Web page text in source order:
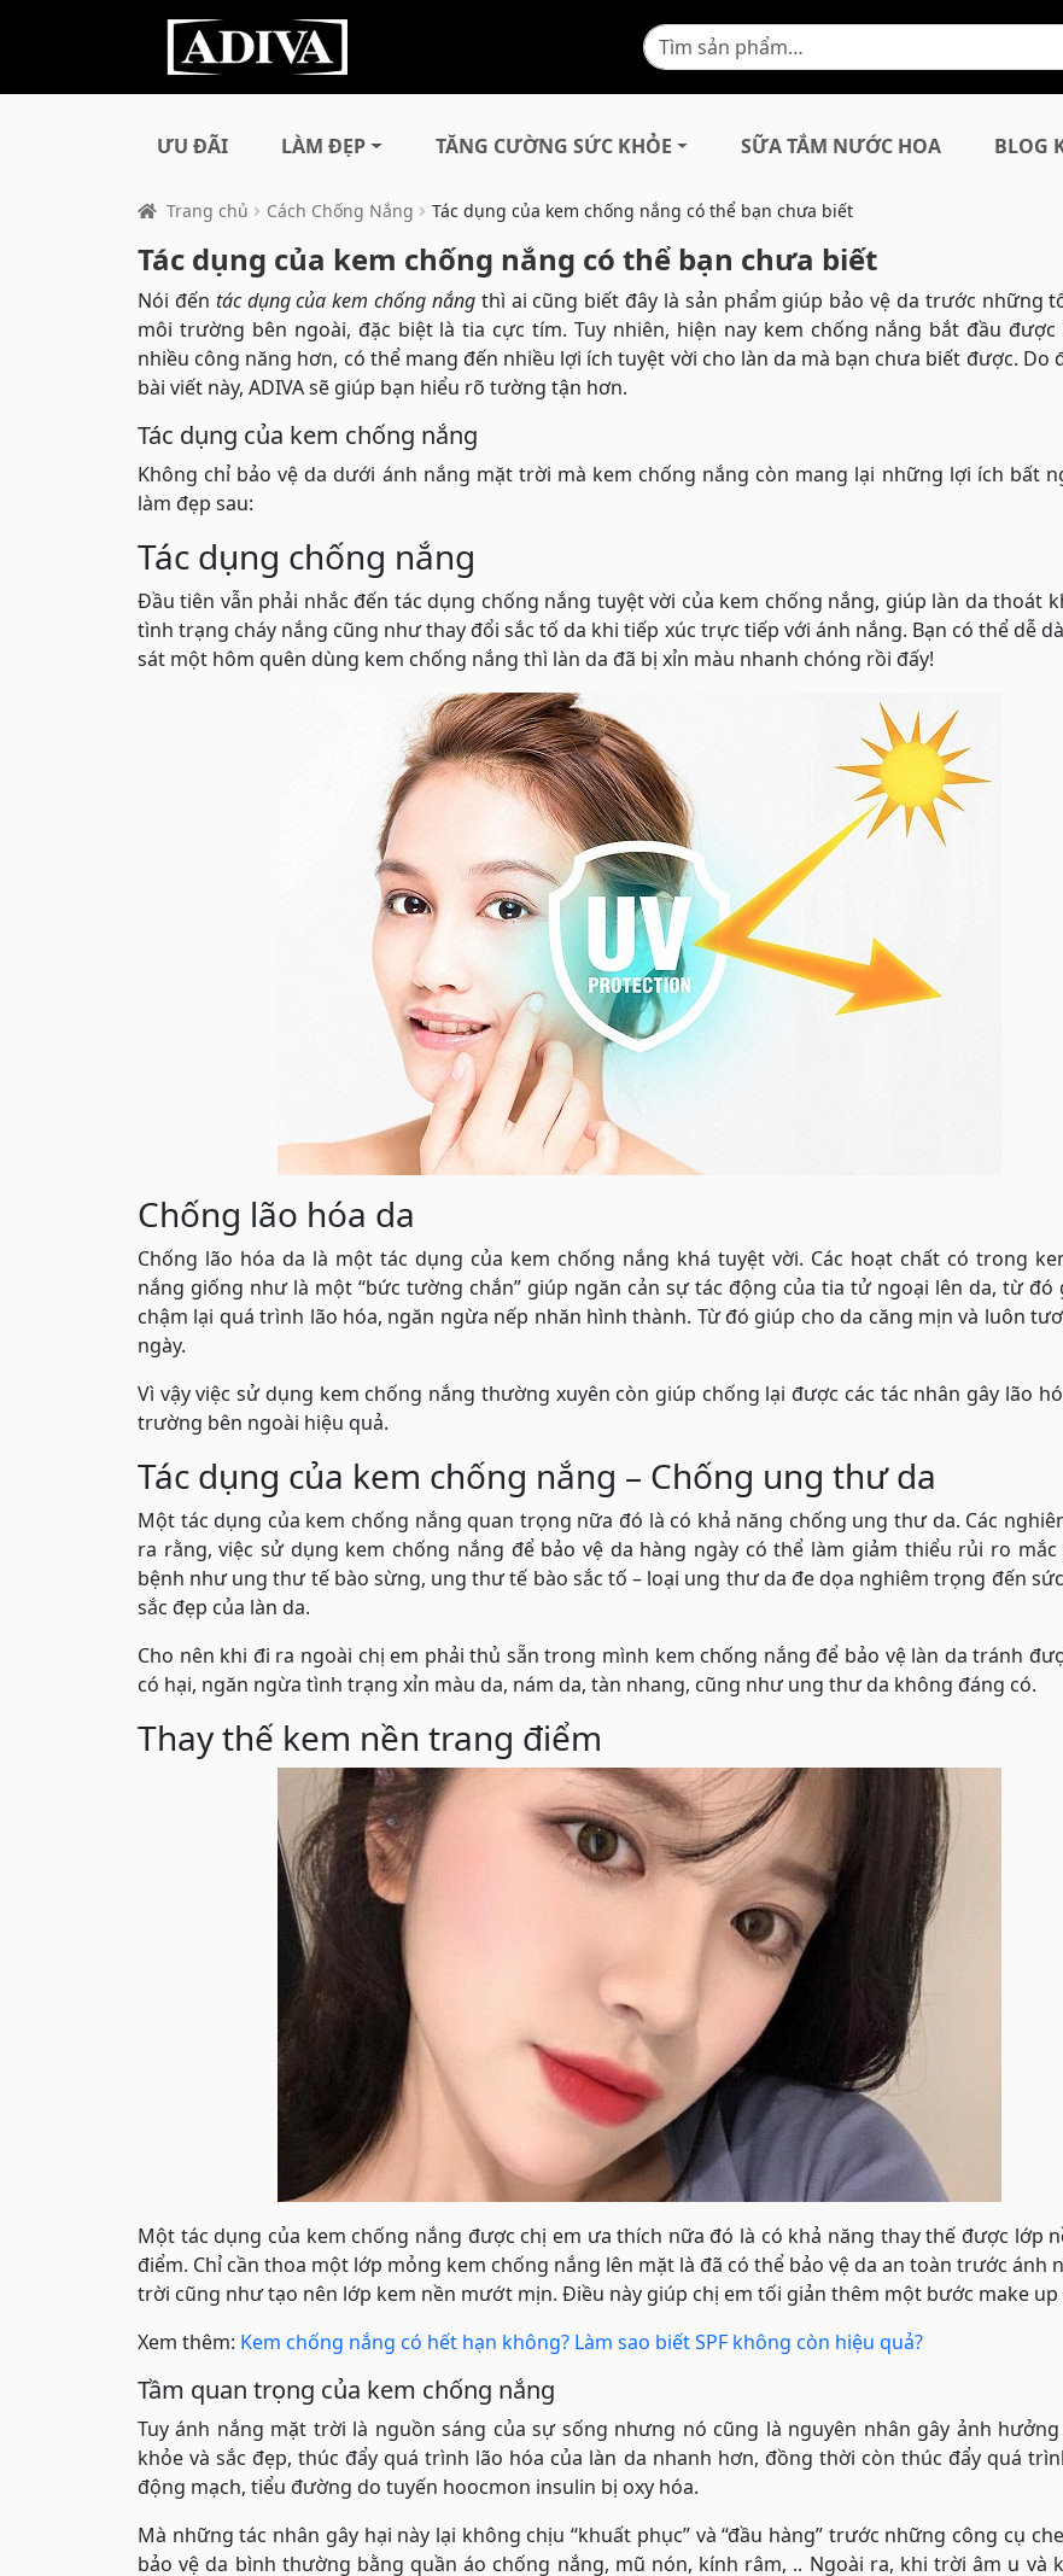
ƯU ĐÃI LÀM ĐẸP TĂNG CƯỜNG SỨC KHỎE SỮA TẮM NƯỚC HOA BLOG
Trang chủ Cách Chống Nắng Tác dụng của kem chống nắng có thể bạn chưa biết
Tác dụng của kem chống nắng có thể bạn chưa biết
Nói đến tác dụng của kem chống nắngthì ai cũng biết đây là sản phẩm giúp bảo vệ da trước những
môi trường bên ngoài, đặc biệt là tia cực tím. Tuy nhiên, hiện nay kem chống nắng bắt đầu
nhiều công năng hơn, có thể mang đến nhiều lợi ích tuyệt vời cho làn da mà bạn chưa biết được. Do
bài viết này, ADIVA sẽ giúp bạn hiểu rõ tường tận hơn.
Tác dụng của kem chống nắng
Không chỉ bảo vệ da dưới ánh nắng mặt trời mà kem chống nắng còn mang lại những lợi ích bất
làm đẹp sau:
Tác dụng chống nắng
Đầu tiên vẫn phải nhắc đến tác dụng chống nắng tuyệt vời của kem chống nắng, giúp làn da thoát
tình trạng cháy nắng cũng như thay đổi sắc tố da khi tiếp xúc trực tiếp với ánh nắng. Bạn có thể dễ
sát một hôm quên dùng kem chống nắng thì làn da đã bị xỉn màu nhanh chóng rồi đấy!
Chống lão hóa da
Chống lão hóa da là một tác dụng của kem chống nắng khá tuyệt vời. Các hoạt chất có trong
nắng giống như là một “bức tường chắn” giúp ngăn cản sự tác động của tia tử ngoại lên da, từ đó
chậm lại quá trình lão hóa, ngăn ngừa nếp nhăn hình thành. Từ đó giúp cho da căng mịn và luôn
ngày.
Vì vậy việc sử dụng kem chống nắng thường xuyên còn giúp chống lại được các tác nhân gây lão
trường bên ngoài hiệu quả.
Tác dụng của kem chống nắng – Chống ung thư da
Một tác dụng của kem chống nắng quan trọng nữa đó là có khả năng chống ung thư da. Các
ra rằng, việc sử dụng kem chống nắng để bảo vệ da hàng ngày có thể làm giảm thiểu rủi ro mắc
bệnh như ung thư tế bào sừng, ung thư tế bào sắc tố – loại ung thư da đe dọa nghiêm trọng đến
sắc đẹp của làn da.
Cho nên khi đi ra ngoài chị em phải thủ sẵn trong mình kem chống nắng để bảo vệ làn da tránh
có hại, ngăn ngừa tình trạng xỉn màu da, nám da, tàn nhang, cũng như ung thư da không đáng có.
Thay thế kem nền trang điểm
Một tác dụng của kem chống nắng được chị em ưa thích nữa đó là có khả năng thay thế được lớp
điểm. Chỉ cần thoa một lớp mỏng kem chống nắng lên mặt là đã có thể bảo vệ da an toàn trước ánh
trời cũng như tạo nên lớp kem nền mướt mịn. Điều này giúp chị em tối giản thêm một bước make up
Xem thêm: Kem chống nắng có hết hạn không? Làm sao biết SPF không còn hiệu quả?
Tầm quan trọng của kem chống nắng
Tuy ánh nắng mặt trời là nguồn sáng của sự sống nhưng nó cũng là nguyên nhân gây ảnh
khỏe và sắc đẹp, thúc đẩy quá trình lão hóa của làn da nhanh hơn, đồng thời còn thúc đẩy quá
động mạch, tiểu đường do tuyến hoocmon insulin bị oxy hóa.
Mà những tác nhân gây hại này lại không chịu “khuất phục” và “đầu hàng” trước những công cụ
bảo vệ da bình thường bằng quần áo chống nắng, mũ nón, kính râm, .. Ngoài ra, khi trời âm u và